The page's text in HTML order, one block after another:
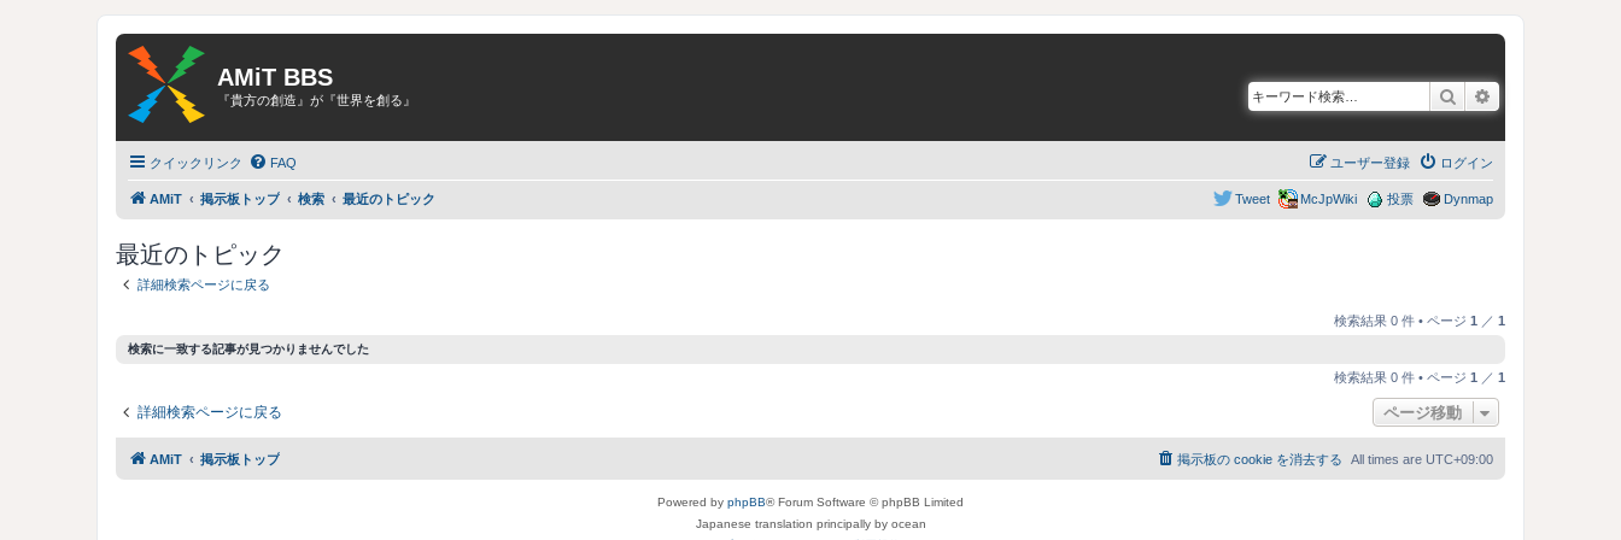
AMiT BBS
『貴方の創造』が『世界を創る』 検索
クイックリンク FAQ ログイン
ユーザー登録
AMiT 掲示板トップ 検索 最近のトピック Dynmap
投票
McJpWiki
Tweet
最近のトピック
詳細検索ページに戻る
検索結果 0 件 • ページ 1 ／ 1
検索に一致する記事が見つかりませんでした
検索結果 0 件 • ページ 1 ／ 1
詳細検索ページに戻る ページ移動
AMiT 掲示板トップ All times are UTC+09:00
掲示板の cookie を消去する
Powered by phpBB® Forum Software © phpBB Limited
Japanese translation principally by ocean